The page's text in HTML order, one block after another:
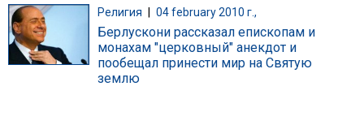
Религия | 04 february 2010 г.,
Берлускони рассказал епископам и
монахам "церковный" анекдот и
пообещал принести мир на Святую
землю